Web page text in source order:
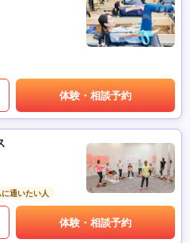
体験・相談予約
通いたい人
体験・相談予約